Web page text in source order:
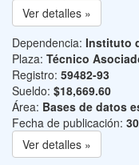
Ver detalles »
Dependencia: Instituto
Plaza: Técnico
Registro: 59482-93
Sueldo: $18,669.60
Área: Bases de datos
Fecha de publicación:
Ver detalles »